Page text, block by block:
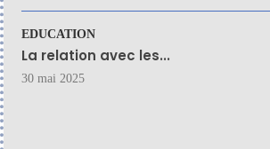
EDUCATION
La relation avec les...
30 mai 2025